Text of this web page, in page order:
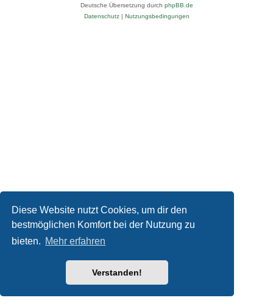
Diese Website nutzt Cookies, um dir den
bestmöglichen Komfort bei der Nutzung zu
bieten. Mehr erfahren
Verstanden!
Deutsche Übersetzung durch phpBB.de
Datenschutz| Nutzungsbedingungen